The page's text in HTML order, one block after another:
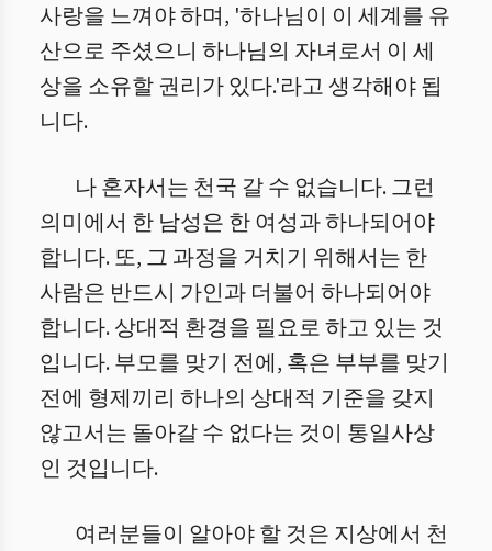
사랑을 느껴야 하며, '하나님이 이 세계를 유
산으로 주셨으니 하나님의 자녀로서 이 세
상을 소유할 권리가 있다.'라고 생각해야 됩
니다.
나 혼자서는 천국 갈 수 없습니다. 그런
의미에서 한 남성은 한 여성과 하나되어야
합니다. 또, 그 과정을 거치기 위해서는 한
사람은 반드시 가인과 더불어 하나되어야
합니다. 상대적 환경을 필요로 하고 있는 것
입니다. 부모를 맞기 전에, 혹은 부부를 맞기
전에 형제끼리 하나의 상대적 기준을 갖지
않고서는 돌아갈 수 없다는 것이 통일사상
인 것입니다.
여러분들이 알아야 할 것은 지상에서 천